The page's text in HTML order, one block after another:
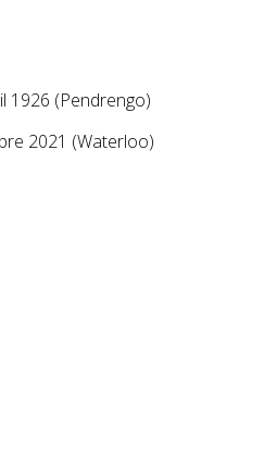
1926 (Pendrengo)
2021 (Waterloo)